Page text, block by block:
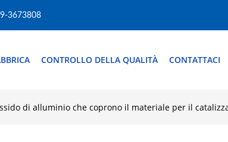
3673808
CONTROLLO DELLA QUALITÀ CONTATTACI
di alluminio che coprono il materiale per il